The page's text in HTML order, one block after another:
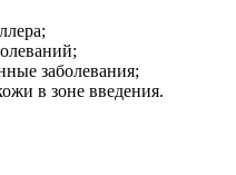
заболевания;
в зоне введения.